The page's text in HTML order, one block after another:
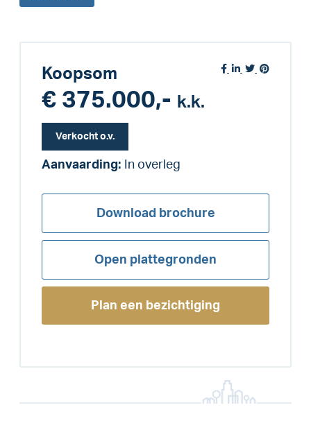
Koopsom
€ 375.000,- k.k.
Verkocht o.v.
Aanvaarding: In overleg
Download brochure
Open plattegronden
Plan een bezichtiging